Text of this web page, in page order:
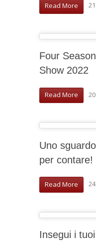
Read More
Four
Show 2022
Read More
Uno
per contare!
Read More
Insegui i